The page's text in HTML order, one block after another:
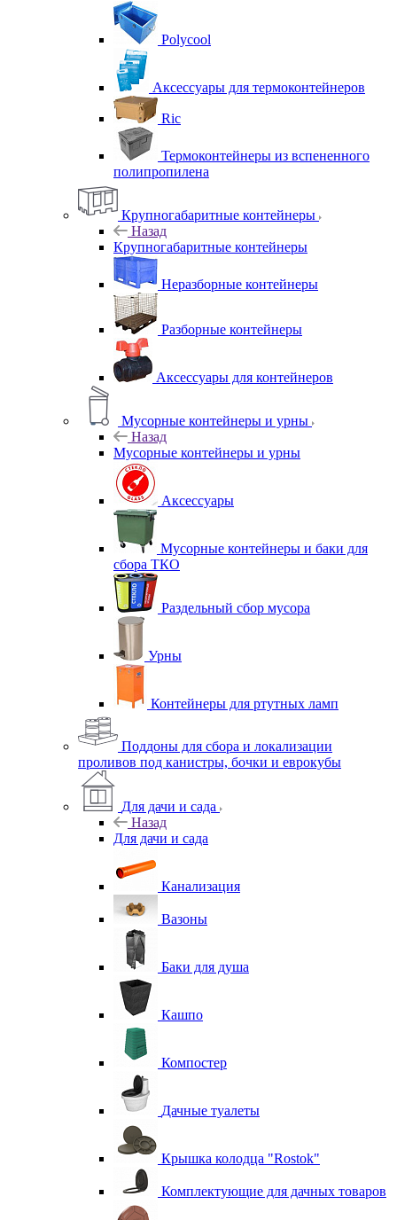
Polycool
Аксессуары для термоконтейнеров
Ric
Термоконтейнеры из вспененного
полипропилена
Крупногабаритные контейнеры
Назад
Крупногабаритные контейнеры
Неразборные контейнеры
Разборные контейнеры
Аксессуары для контейнеров
Мусорные контейнеры и урны
Назад
Мусорные контейнеры и урны
Аксессуары
Мусорные контейнеры и баки для
сбора ТКО
Раздельный сбор мусора
Урны
Контейнеры для ртутных ламп
Поддоны для сбора и локализации
проливов под канистры, бочки и еврокубы
Для дачи и сада
Назад
Для дачи и сада
Канализация
Вазоны
Баки для душа
Кашпо
Компостер
Дачные туалеты
Крышка колодца "Rostok"
Комплектующие для дачных товаров